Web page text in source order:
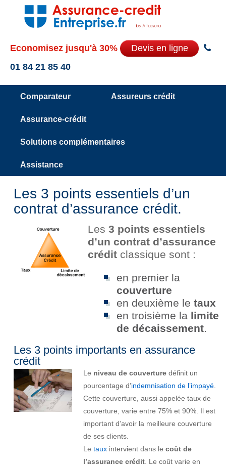
Economisez jusqu'à 30%
Devis en ligne
01 84 21 85 40
Comparateur Assureurs crédit
Assurance-crédit
Solutions complémentaires
Assistance
Les 3 points essentiels d’un
contrat d’assurance crédit.
Les 3 points essentiels
d’un contrat d’assurance
crédit classique sont :
en premier la
couverture
en deuxième le taux
en troisième la limite
de décaissement.
Les 3 points importants en assurance
crédit
Le niveau de couverture définit un
pourcentage d’indemnisation de l’impayé
Cette couverture, aussi appelée taux de
couverture, varie entre 75% et 90%. Il est
important d’avoir la meilleure couverture
de ses clients.
Le taux intervient dans le coût de
l’assurance crédit . Le coût varie en